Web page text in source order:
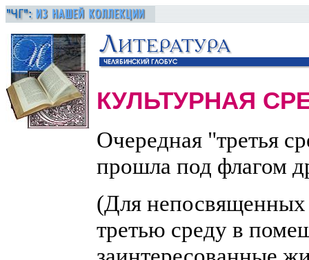
КУЛЬТУРНАЯ
Очередная "третья
прошла под флагом
(Для
третью среду в